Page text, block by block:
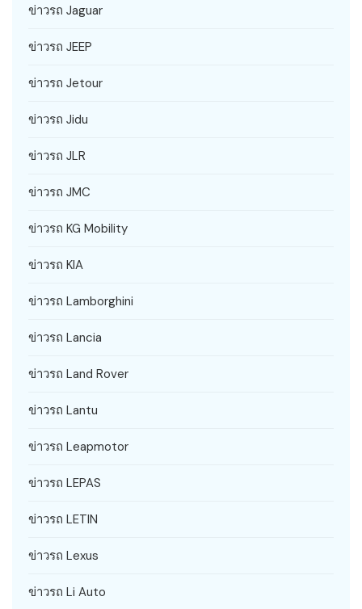
ข่าวรถ Jaguar
ข่าวรถ JEEP
ข่าวรถ Jetour
ข่าวรถ Jidu
ข่าวรถ JLR
ข่าวรถ JMC
ข่าวรถ KG Mobility
ข่าวรถ KIA
ข่าวรถ Lamborghini
ข่าวรถ Lancia
ข่าวรถ Land Rover
ข่าวรถ Lantu
ข่าวรถ Leapmotor
ข่าวรถ LEPAS
ข่าวรถ LETIN
ข่าวรถ Lexus
ข่าวรถ Li Auto